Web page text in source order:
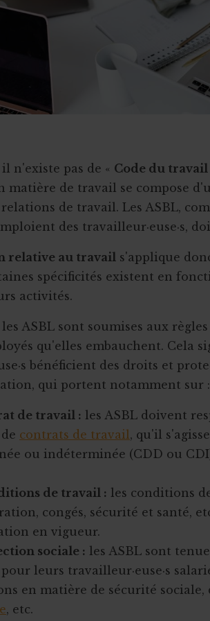
n'existe pas de « Code du travail
matière de travail se compose
de travail. Les ASBL,
des travailleur·euse·s,
relative au travail s'applique
spécificités existent en
activités.
ASBL sont soumises aux
qu'elles embauchent. Cela
bénéficient des droits et
qui portent notamment sur :
de travail : les ASBL doivent
contrats de travail, qu'il
ou indéterminée (CDD ou
de travail : les conditions
congés, sécurité et santé,
en vigueur.
sociale : les ASBL sont
leurs travailleur·euse·s
en matière de sécurité sociale,
, etc.